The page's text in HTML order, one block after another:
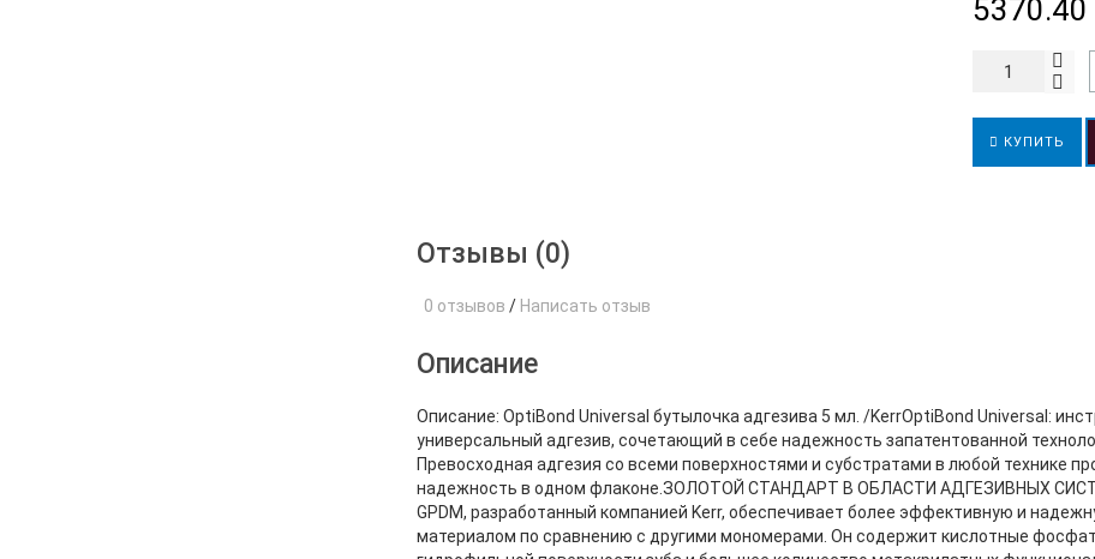
5370.40
КУПИТЬ
Отзывы (0)
0 отзывов / Написать отзыв
Описание
Описание: OptiBond Universal бутылочка адгезива 5 мл. /KerrOptiBond Universal:
универсальный адгезив, сочетающий в себе надежность запатентованной
Превосходная адгезия со всеми поверхностями и субстратами в любой технике
надежность в одном флаконе.ЗОЛОТОЙ СТАНДАРТ В ОБЛАСТИ АДГЕЗИВНЫХ
GPDM, разработанный компанией Kerr, обеспечивает более эффективную и
материалом по сравнению с другими мономерами. Он содержит кислотные